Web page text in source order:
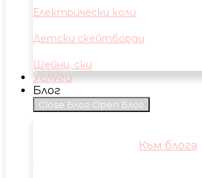
Електрически коли
Детски скейтборди
Шейни, ски
Услуги
Блог
Close Блог Open Блог
Към блога